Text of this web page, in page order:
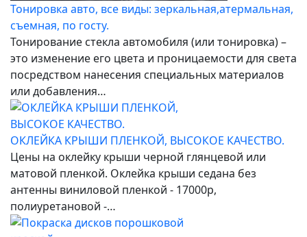
Тонировка авто, все виды: зеркальная,атермальная,
съемная, по госту.
Тонирование стекла автомобиля (или тонировка) –
это изменение его цвета и проницаемости для света
посредством нанесения специальных материалов
или добавления…
ОКЛЕЙКА КРЫШИ ПЛЕНКОЙ, ВЫСОКОЕ КАЧЕСТВО.
Цены на оклейку крыши черной глянцевой или
матовой пленкой. Оклейка крыши седана без
антенны виниловой пленкой - 17000р,
полиуретановой -…